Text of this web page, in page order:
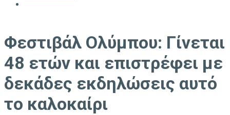
Φεστιβάλ Ολύμπου: Γίνεται
48 ετών και επιστρέφει με
δεκάδες εκδηλώσεις αυτό
το καλοκαίρι